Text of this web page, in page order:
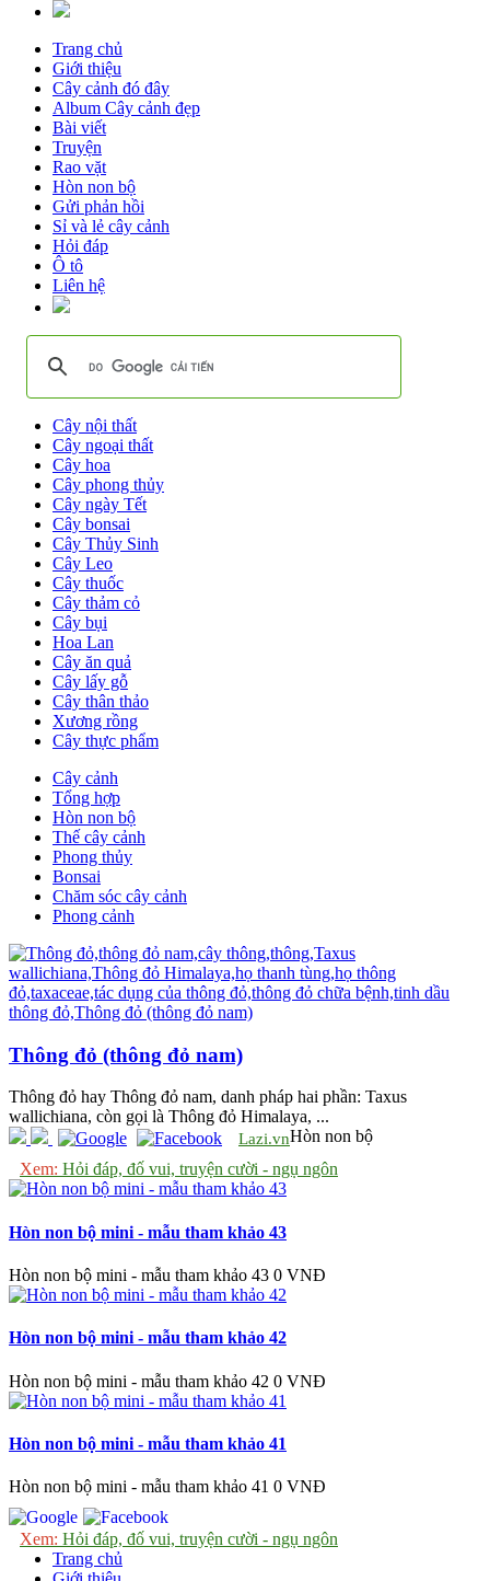
Trang chủ
Giới thiệu
Cây cảnh đó đây
Album Cây cảnh đẹp
Bài viết
Truyện
Rao vặt
Hòn non bộ
Gửi phản hồi
Sỉ và lẻ cây cảnh
Hỏi đáp
Ô tô
Liên hệ
Cây nội thất
Cây ngoại thất
Cây hoa
Cây phong thủy
Cây ngày Tết
Cây bonsai
Cây Thủy Sinh
Cây Leo
Cây thuốc
Cây thảm cỏ
Cây bụi
Hoa Lan
Cây ăn quả
Cây lấy gỗ
Cây thân thảo
Xương rồng
Cây thực phẩm
Cây cảnh
Tổng hợp
Hòn non bộ
Thế cây cảnh
Phong thủy
Bonsai
Chăm sóc cây cảnh
Phong cảnh
Thông đỏ (thông đỏ nam)
Thông đỏ hay Thông đỏ nam, danh pháp hai phần: Taxus
wallichiana, còn gọi là Thông đỏ Himalaya, ...
Lazi.vn
Xem: Hỏi đáp, đố vui, truyện cười - ngụ ngôn
Hòn non bộ
Hòn non bộ mini - mẫu tham khảo 43
Hòn non bộ mini - mẫu tham khảo 43 0 VNĐ
Hòn non bộ mini - mẫu tham khảo 42
Hòn non bộ mini - mẫu tham khảo 42 0 VNĐ
Hòn non bộ mini - mẫu tham khảo 41
Hòn non bộ mini - mẫu tham khảo 41 0 VNĐ
Xem: Hỏi đáp, đố vui, truyện cười - ngụ ngôn
Trang chủ